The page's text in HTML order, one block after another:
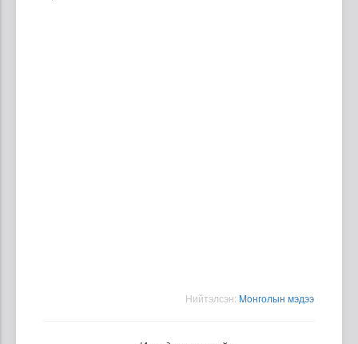
Нийтэлсэн: Moнголын мэдээ